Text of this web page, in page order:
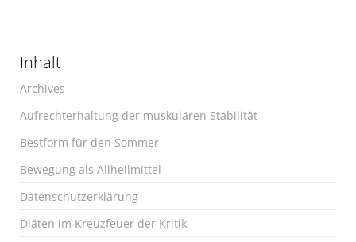
Inhalt
Archives
Aufrechterhaltung der muskulären Stabilität
Bestform für den Sommer
Bewegung als Allheilmittel
Datenschutzerklärung
Diäten im Kreuzfeuer der Kritik